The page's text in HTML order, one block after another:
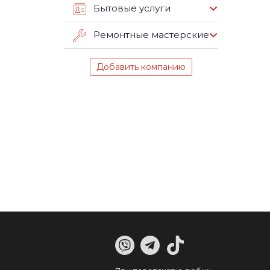
Бытовые услуги
Ремонтные мастерские
Добавить компанию